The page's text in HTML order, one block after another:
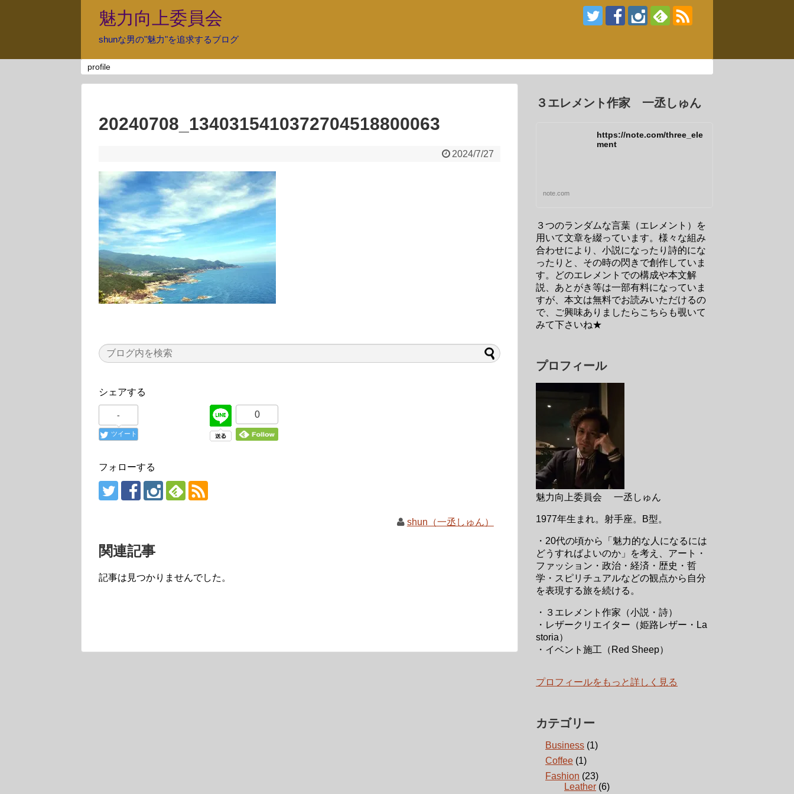
魅力向上委員会
shunな男の"魅力"を追求するブログ
profile
20240708_1340315410372704518800063
2024/7/27
シェアする
-
ツイート
0
フォローする
shun（一丞しゅん）
関連記事
記事は見つかりませんでした。
３エレメント作家 一丞しゅん
https://note.com/three_ele
ment
note.com
３つのランダムな言葉（エレメント）を
用いて文章を綴っています。様々な組み
合わせにより、小説になったり詩的にな
ったりと、その時の閃きで創作していま
す。どのエレメントでの構成や本文解
説、あとがき等は一部有料になっていま
すが、本文は無料でお読みいただけるの
で、ご興味ありましたらこちらも覗いて
みて下さいね★
プロフィール
魅力向上委員会 一丞しゅん
1977年生まれ。射手座。B型。
・20代の頃から「魅力的な人になるには
どうすればよいのか」を考え、アート・
ファッション・政治・経済・歴史・哲
学・スピリチュアルなどの観点から自分
を表現する旅を続ける。
・３エレメント作家（小説・詩）
・レザークリエイター（姫路レザー・La
storia）
・イベント施工（Red Sheep）
プロフィールをもっと詳しく見る
カテゴリー
Business (1)
Coffee (1)
Fashion (23)
Leather (6)